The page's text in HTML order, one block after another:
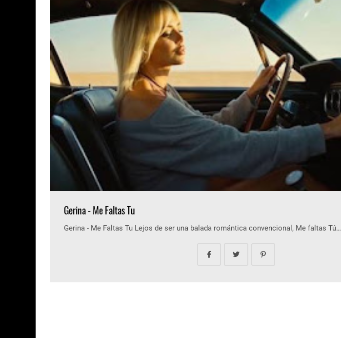
Gerina - Me Faltas Tu
Gerina - Me Faltas Tu Lejos de ser una balada romántica convencional, Me faltas Tú…